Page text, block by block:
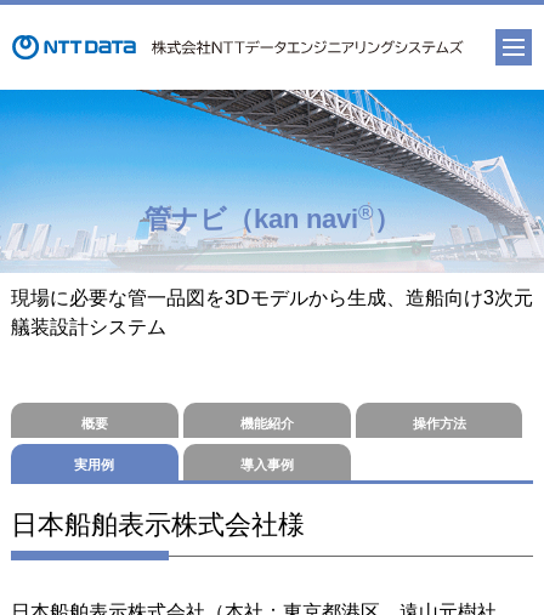
管ナビ（kan navi®）
現場に必要な管一品図を3Dモデルから生成、造船向け3次元
艤装設計システム
概要 機能紹介 操作方法
実用例 導入事例
日本船舶表示株式会社様